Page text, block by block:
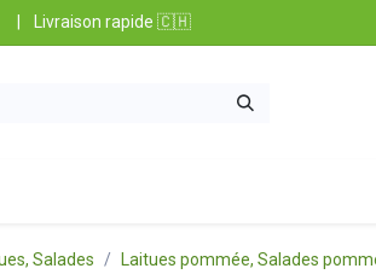
Livraison rapide 🇨🇭
Salades Laitues pommée, Salades